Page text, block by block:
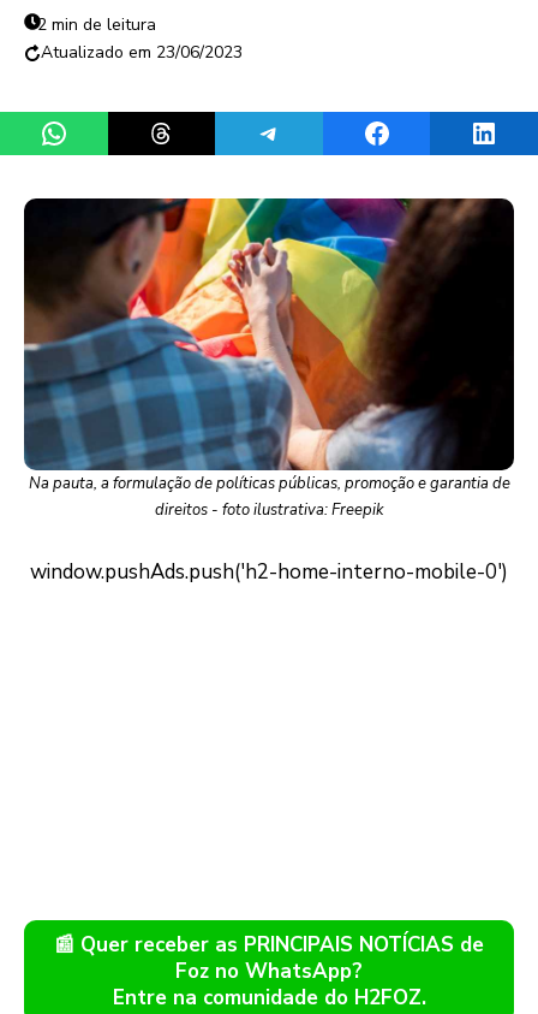
2 min de leitura
23/06/2023
Share on WhatsAppShare on ThreadsShare on TelegramShare on Facebook
Na pauta, a formulação de políticas públicas, promoção e garantia de
direitos - foto ilustrativa: Freepik
📰 Quer receber as PRINCIPAIS NOTÍCIAS de
Foz no WhatsApp?
Entre na comunidade do H2FOZ.